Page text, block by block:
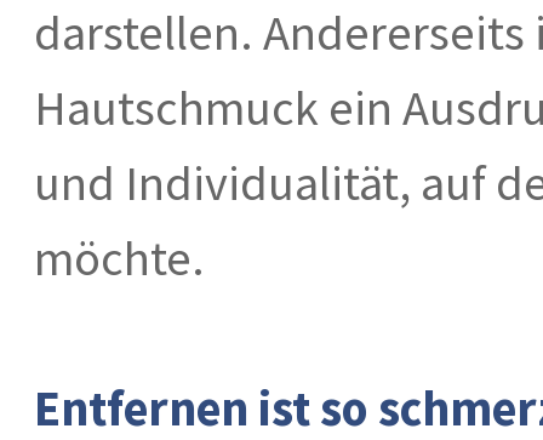
darstellen. Andererseits
Hautschmuck ein
und Individualität, auf
möchte.
Entfernen ist so